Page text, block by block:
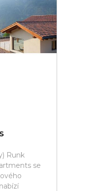
Runk
se